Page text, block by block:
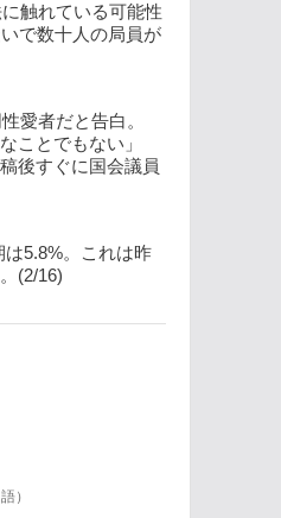
触れている可能性
で数十人の局員が
愛者だと告白。
ことでもない」
後すぐに国会議員
5.8%。これは昨
(2/16)
）